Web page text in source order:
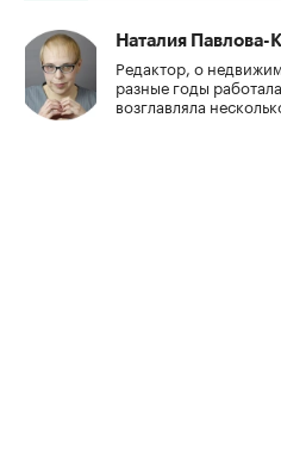
Наталия Павлова-
Редактор, о
разные годы
возглавляла